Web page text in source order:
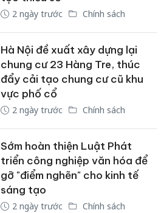
2 ngày trước Chính sách
Hà Nội đề xuất xây dựng lại
chung cư 23 Hàng Tre, thúc
đẩy cải tạo chung cư cũ khu
vực phố cổ
2 ngày trước Chính sách
Sớm hoàn thiện Luật Phát
triển công nghiệp văn hóa để
gỡ "điểm nghẽn" cho kinh tế
sáng tạo
2 ngày trước Chính sách